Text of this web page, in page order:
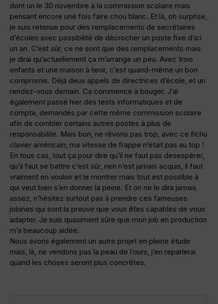
dont un le 30 novembre à la commission scolaire mais
pensant encore une fois faire chou blanc. Et là, oh surprise,
je suis retenue pour des remplacements de secrétaires
d’écoles avec possibilité de décrocher un poste fixe d’ici
un an. C’est sûr, ce ne sont que des remplacements mais
je dirai qu’actuellement ça m’arrange un peu. Avec trois
enfants et une maison à tenir, c’est quand-même un bon
compromis. Déjà deux appels de directrices d’école, et un
rendez-vous demain. Ca commence à bouger. J’ai
également passé hier des tests informatiques et de
compta, demandés par cette même commission scolaire
afin de combler certains autres postes à plus de
responsabilité. Mais bon, ne rêvons pas trop, avec ce fichu
clavier américain, ma vitesse de frappe n’était pas au top !
En tous cas, tout ça pour dire qu’il ne faut pas desespérer,
qu’il faut se battre c’est sûr, rien n’est jamais acquis, il faut
vraiment en vouloir et le montrer mais tout est possible à
qui veut bien s’en donner la peine. Et on ne le dira jamais
assez, n’hésitez surtout pas à prendre ces fameuses
jobines qui sont la preuve que vous êtes capables de vous
adapter. Je suis quasiment sûre que mon job en production
m’a beaucoup aidée.
Nous avons également un autre projet en pleine étude
mais, là, ne vendons pas la peau de l’ours, j’en reparlerai
quand les choses seront plus concrêtes.